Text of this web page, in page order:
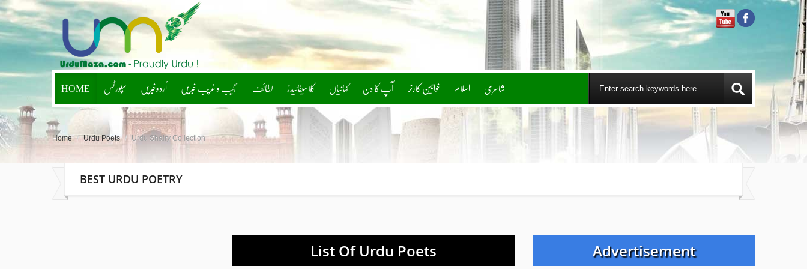
HOME سپورٹس اُردوخبریں عجیب و غریب خبریں لطائف کلاسیفائیدز آپ کا دن خواتین کارنر اسلام شاعری
Home / Urdu Poets / Urdu Shairy Collection
BEST URDU POETRY
List Of Urdu Poets Advertisement